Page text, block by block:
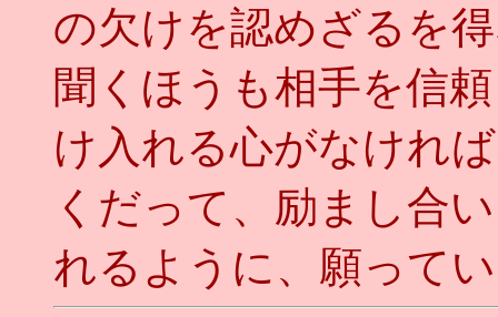
の欠けを認めざるを
聞くほうも相手を信
け入れる心がなけれ
くだって、励まし合
れるように、願って